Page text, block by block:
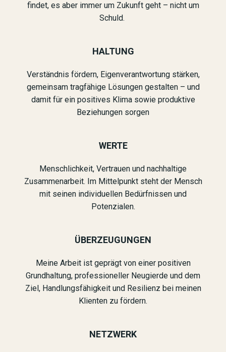
findet, es aber immer um Zukunft geht – nicht um
Schuld.
HALTUNG
Verständnis fördern, Eigenverantwortung stärken,
gemeinsam tragfähige Lösungen gestalten – und
damit für ein positives Klima sowie produktive
Beziehungen sorgen
WERTE
Menschlichkeit, Vertrauen und nachhaltige
Zusammenarbeit. Im Mittelpunkt steht der Mensch
mit seinen individuellen Bedürfnissen und
Potenzialen.
ÜBERZEUGUNGEN
Meine Arbeit ist geprägt von einer positiven
Grundhaltung, professioneller Neugierde und dem
Ziel, Handlungsfähigkeit und Resilienz bei meinen
Klienten zu fördern.
NETZWERK